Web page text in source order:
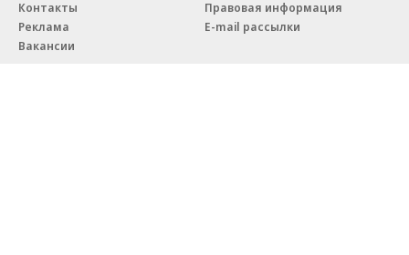
Контакты
Реклама
Вакансии
Правовая информация
E-mail рассылки